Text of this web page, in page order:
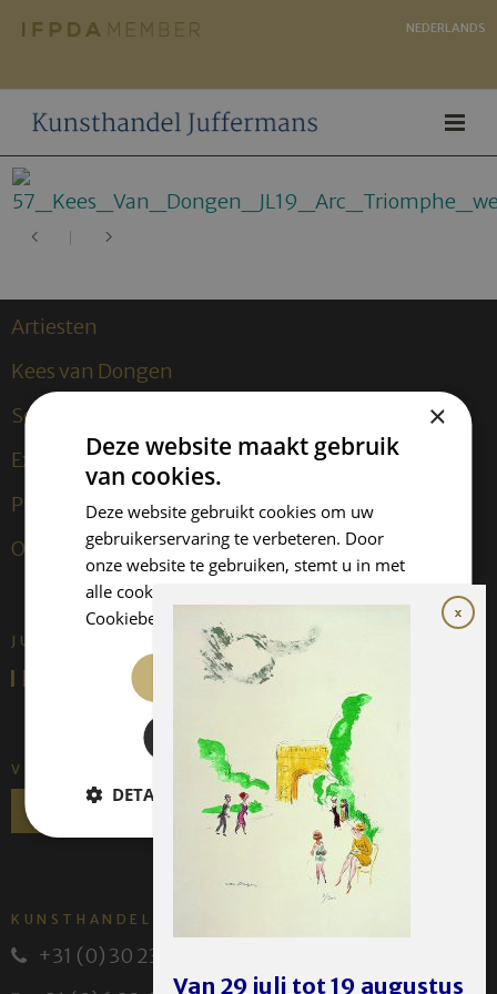
NEDERLANDS
Artiesten
Kees van Dongen
Sculpturen
Exposities
Publicaties
Over ons
JUFFERMANS FINE ART IS:
VOLG ONS
KUNSTHANDEL JUFFERMANS
+31 (0) 30 231 14 63
Van 29 juli tot 19 augustus
×
Deze website maakt gebruik
van cookies.
Deze website gebruikt cookies om uw
gebruikerservaring te verbeteren. Door
onze website te gebruiken, stemt u in met
alle cookies in overeenstemming met ons
Cookiebeleid.
Lees verder
ALLES ACCEPTEREN
ALLES AFWIJZEN
DETAILS WEERGEVEN